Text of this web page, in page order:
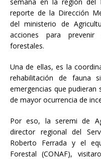
reporte de la Dirección
del ministerio de
acciones para
forestales.
Una de ellas, es la
rehabilitación de fauna
emergencias que
de mayor ocurrencia de
Por eso, la seremi de
director regional del
Roberto Ferrada y el
Forestal (CONAF),